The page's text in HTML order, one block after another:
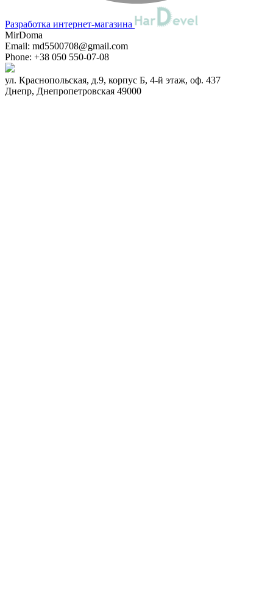
Разработка интернет-магазина
MirDoma
Email: md5500708@gmail.com
Phone: +38 050 550-07-08
ул. Краснопольская, д.9, корпус Б, 4-й этаж, оф. 437
Днепр, Днепропетровская 49000